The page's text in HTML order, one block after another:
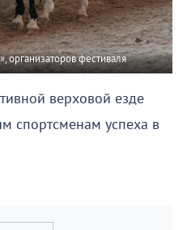
организаторов фестиваля
верховой езде
спортсменам успеха в